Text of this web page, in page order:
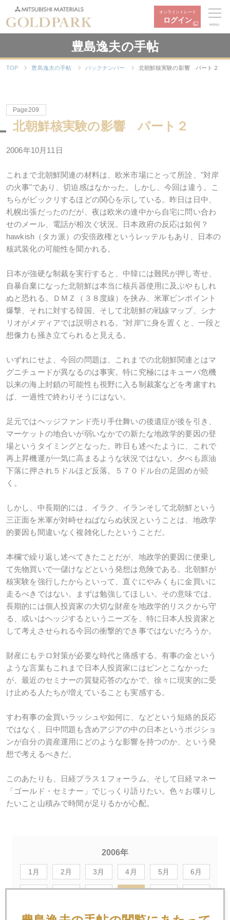
オンライントレード
ログイン
MENU
豊島逸夫の手帖
TOP 豊島逸夫の手帖 バックナンバー 北朝鮮核実験の影響 パート２
Page209
北朝鮮核実験の影響 パート２
2006年10月11日
これまで北朝鮮関連の材料は、欧米市場にとって所詮、"対岸
の火事"であり、切迫感はなかった。しかし、今回は違う。こ
ちらがビックリするほどの関心を示している。昨日は日中、
札幌出張だったのだが、夜は欧米の連中から自宅に問い合わ
せのメール、電話が相次ぐ状況。日本政府の反応は如何？
hawkish（タカ派）の安倍政権というレッテルもあり、日本の
核武装化の可能性を聞かれる。
日本が強硬な制裁を実行すると、中韓には難民が押し寄せ、
自暴自棄になった北朝鮮は本当に核兵器使用に及ぶやもしれ
ぬと恐れる。ＤＭＺ（３８度線）を挟み、米軍ピンポイント
爆撃、それに対する韓国、そして北朝鮮の戦線マップ、シナ
リオがメディアでは説明される。"対岸"に身を置くと、一段と
想像力も掻き立てられると見える。
いずれにせよ、今回の問題は、これまでの北朝鮮関連とはマ
グニチュードが異なるのは事実。特に究極にはキューバ危機
以来の海上封鎖の可能性も視野に入る制裁案などを考慮すれ
ば、一過性で終わりそうにはない。
足元ではヘッジファンド売り手仕舞いの後遺症が後を引き、
マーケットの地合いが弱いなかでの新たな地政学的要因の登
場というタイミングとなった。昨日も述べたように、これで
再上昇機運が一気に高まるような状況ではない。夕べも原油
下落に押され５ドルほど反落。５７０ドル台の足固めが続
く。
しかし、中長期的には、イラク、イランそして北朝鮮という
三正面を米軍が対峙せねばならぬ状況ということは、地政学
的要因も間違いなく複雑化したということだ。
本欄で繰り返し述べてきたことだが、地政学的要因に便乗し
て先物買いで一儲けなどという発想は危険である。北朝鮮が
核実験を強行したからといって、直ぐにやみくもに金買いに
走るべきではない。まずは勉強してほしい。その意味では、
長期的には個人投資家の大切な財産を地政学的リスクから守
る、或いはヘッジするというニーズを、特に日本人投資家と
して考えさせられる今回の衝撃的でき事ではないだろうか。
財産にもテロ対策が必要な時代と痛感する。有事の金という
ような言葉もこれまで日本人投資家にはピンとこなかった
が、最近のセミナーの質疑応答のなかで、徐々に現実的に受
け止める人たちが増えていることも実感する。
すわ有事の金買いラッシュや如何に、などという短絡的反応
ではなく、日中問題も含めアジアの中の日本というポジショ
ンが自分の資産運用にどのような影響を持つのか、という発
想で考えるべきだ。
このあたりも、日経プラス１フォーラム、そして日経マネー
「ゴールド・セミナー」でじっくり語りたい。色々お喋りし
たいこと山積みで時間が足りるかが心配。
2006年
1月 2月 3月 4月 5月 6月
7月 8月 9月 10月 11月 12月